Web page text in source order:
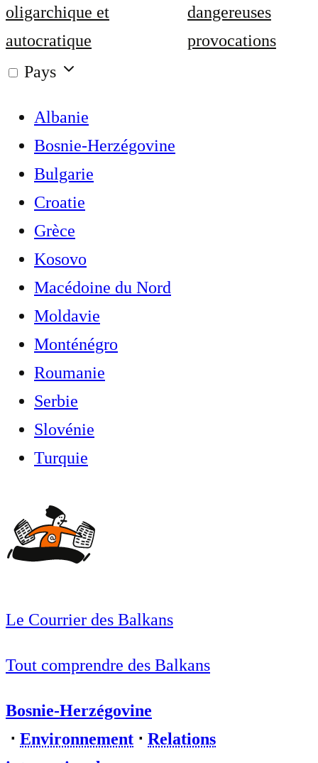
oligarchique et
autocratique
dangereuses
provocations
Pays
Albanie
Bosnie-Herzégovine
Bulgarie
Croatie
Grèce
Kosovo
Macédoine du Nord
Moldavie
Monténégro
Roumanie
Serbie
Slovénie
Turquie
Le Courrier des Balkans
Tout comprendre des Balkans
Bosnie-Herzégovine
⋅ Environnement ⋅ Relations